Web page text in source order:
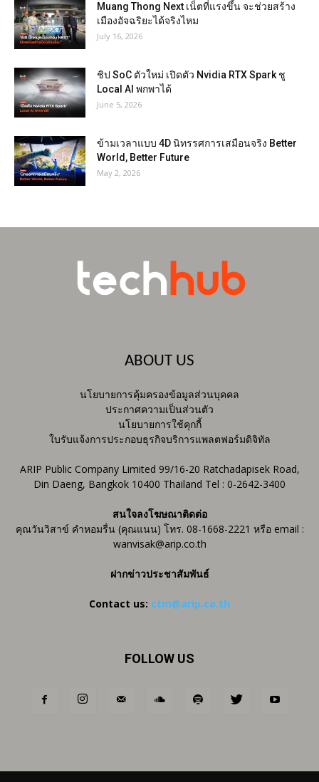
Muang Thong Next เน็ตที่แรงขึ้น จะช่วยสร้าง
เมืองอัจฉริยะได้จริงไหม
July 16, 2026
ชิป SoC ตัวใหม่ เปิดตัว Nvidia RTX Spark ชู
Local AI พกพาได้
June 5, 2026
ข้ามเวลาแบบ 4D นิทรรศการเสมือนจริง Better
World, Better Future
May 2, 2026
ABOUT US
นโยบายการคุ้มครองข้อมูลส่วนบุคคล
ประกาศความเป็นส่วนตัว
นโยบายการใช้คุกกี้
ใบรับแจ้งการประกอบธุรกิจบริการแพลตฟอร์มดิจิทัล
ARIP Public Company Limited 99/16-20 Ratchadapisek Road,
Din Daeng, Bangkok 10400 Thailand Tel : 0-2642-3400
สนใจลงโฆษณาติดต่อ
คุณวันวิสาข์ คำหอมรื่น (คุณแนน) โทร. 08-1668-2221 หรือ email :
wanvisak@arip.co.th
ฝากข่าวประชาสัมพันธ์
Contact us: ctm@arip.co.th
FOLLOW US